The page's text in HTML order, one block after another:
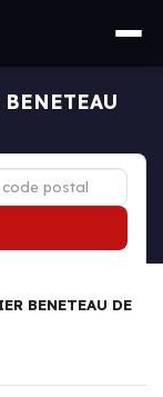
BENETEAU DE